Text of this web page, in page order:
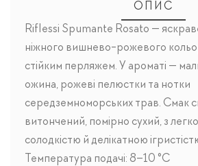
ОПИС
Riflessi Spumante Rosato —
ніжного вишнево-рожевого
стійким перляжем. У ароматі —
ожина, рожеві пелюстки та нотки
середземноморських трав. Смак
витончений, помірно сухий, з
солодкістю й делікатною
Температура подачі: 8–10 °C